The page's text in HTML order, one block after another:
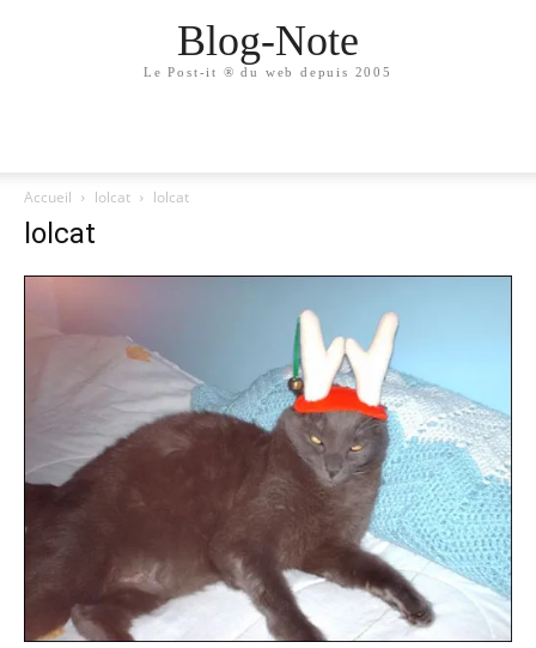
Blog-Note
Le Post-it ® du web depuis 2005
Accueil lolcat lolcat
lolcat